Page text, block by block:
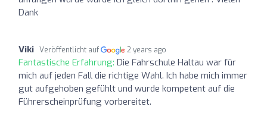
Dank
Viki Veröffentlicht auf 2 years ago
Fantastische Erfahrung: Die Fahrschule Haltau war für
mich auf jeden Fall die richtige Wahl. Ich habe mich immer
gut aufgehoben gefühlt und wurde kompetent auf die
Führerscheinprüfung vorbereitet.